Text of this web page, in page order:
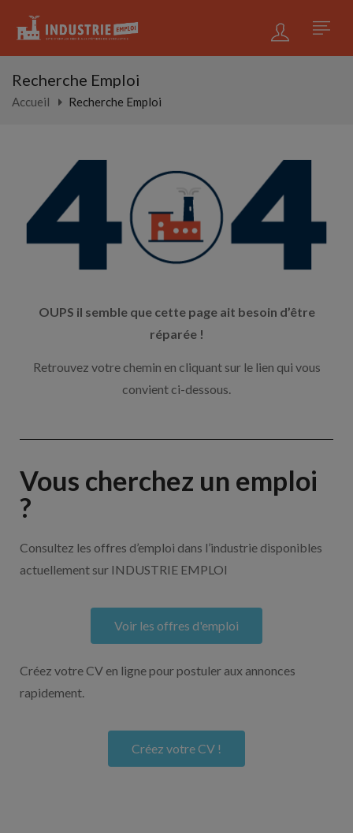
Recherche Emploi
Accueil Recherche Emploi
OUPS il semble que cette page ait besoin d’être
réparée !
Retrouvez votre chemin en cliquant sur le lien qui vous
convient ci-dessous.
Vous cherchez un emploi
?
Consultez les offres d’emploi dans l’industrie disponibles
actuellement sur INDUSTRIE EMPLOI
Voir les offres d'emploi
Créez votre CV en ligne pour postuler aux annonces
rapidement.
Créez votre CV !